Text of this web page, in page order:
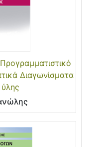
Διαγωνίσματα